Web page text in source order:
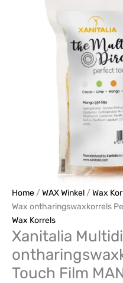
Home /WAX Winkel /Wax
Wax ontharingswaxkorrels
Wax Korrels
Xanitalia
Touch Film